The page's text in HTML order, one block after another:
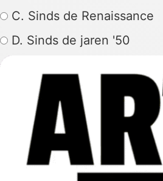
C. Sinds de Renaissance
D. Sinds de jaren '50